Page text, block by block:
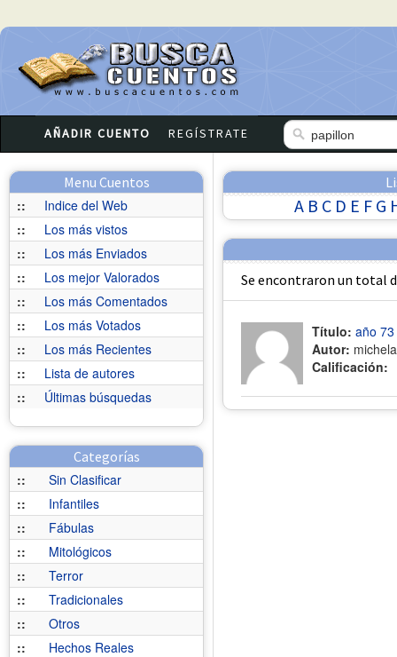
AÑADIR CUENTO REGÍSTRATE
Menu Cuentos
::
Indice del Web
::
Los más vistos
::
Los más Enviados
::
Los mejor Valorados
::
Los más Comentados
::
Los más Votados
::
Los más Recientes
::
Lista de autores
::
Últimas búsquedas
Categorías
::
Sin Clasificar
::
Infantiles
::
Fábulas
::
Mitológicos
::
Terror
::
Tradicionales
::
Otros
::
Hechos Reales
A B C D E F G
Se encontraron un total
Título: año 73
Autor:
Calificación: